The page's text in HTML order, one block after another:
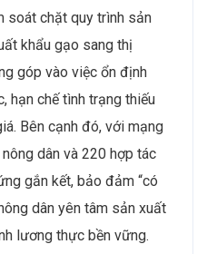
soát chặt quy trình sản
khẩu gạo sang thị
góp vào việc ổn định
hạn chế tình trạng thiếu
Bên cạnh đó, với mạng
dân và 220 hợp tác
gắn kết, bảo đảm “có
dân yên tâm sản xuất
lương thực bền vững.